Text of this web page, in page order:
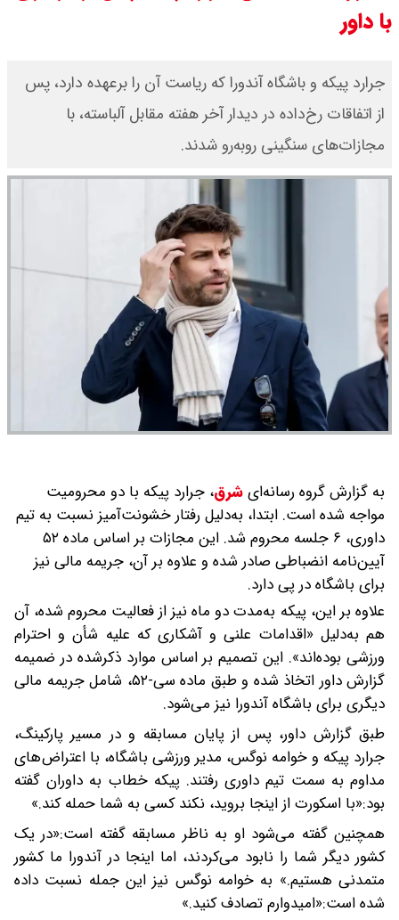
شنبه ۱۷ مرداد ۱۴۰۵ / قیمت دنا چند ؟
+ جدول
آغاز شد / خرید کوییک با پیش
پرداخت ۵۰۰ میلیون تومان + لینک
شاخص بورس امروز شنبه ۱۷ مرداد
۱۴۰۵ / شاخص افزایشی شد + تحلیل
با داور
جرارد پیکه و باشگاه آندورا که ریاست آن را برعهده دارد، پس
از اتفاقات رخ‌داده در دیدار آخر هفته مقابل آلباسته، با
مجازات‌های سنگینی روبه‌رو شدند.
به گزارش گروه رسانه‌ایشرق، جرارد پیکه با دو محرومیت
مواجه شده است. ابتدا، به‌دلیل رفتار خشونت‌آمیز نسبت به تیم
داوری، ۶ جلسه محروم شد. این مجازات بر اساس ماده ۵۲
آیین‌نامه انضباطی صادر شده و علاوه بر آن، جریمه مالی نیز
برای باشگاه در پی دارد.
علاوه بر این، پیکه به‌مدت دو ماه نیز از فعالیت محروم شده، آن
هم به‌دلیل «اقدامات علنی و آشکاری که علیه شأن و احترام
ورزشی بوده‌اند». این تصمیم بر اساس موارد ذکرشده در ضمیمه
گزارش داور اتخاذ شده و طبق ماده سی‌-۵۲، شامل جریمه مالی
دیگری برای باشگاه آندورا نیز می‌شود.
طبق گزارش داور، پس از پایان مسابقه و در مسیر پارکینگ،
جرارد پیکه و خوامه نوگس، مدیر ورزشی باشگاه، با اعتراض‌های
مداوم به سمت تیم داوری رفتند. پیکه خطاب به داوران گفته
بود:«با اسکورت از اینجا بروید، نکند کسی به شما حمله کند.»
همچنین گفته می‌شود او به ناظر مسابقه گفته است:«در یک
کشور دیگر شما را نابود می‌کردند، اما اینجا در آندورا ما کشور
متمدنی هستیم.» به خوامه نوگس نیز این جمله نسبت داده
شده است:«امیدوارم تصادف کنید.»